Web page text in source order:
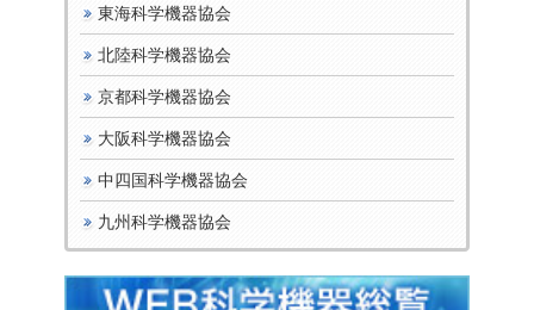
東海科学機器協会
北陸科学機器協会
京都科学機器協会
大阪科学機器協会
中四国科学機器協会
九州科学機器協会